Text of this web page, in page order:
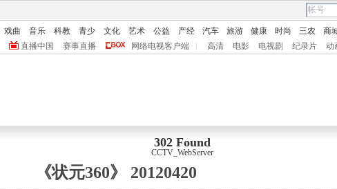
戏曲 音乐 科教 青少 文化 艺术 公益 产经 汽车 旅游 健康 时尚 三农
商
直播中国 赛事直播 网络电视客户端 高清 电影 电视剧 纪录片 动
302 Found
CCTV_WebServer
《状元360》 20120420